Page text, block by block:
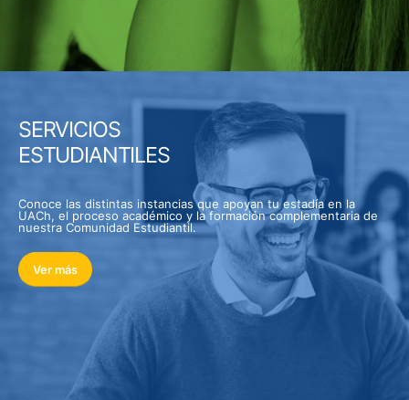
SERVICIOS
ESTUDIANTILES
Conoce las distintas instancias que apoyan tu estadía en la
UACh, el proceso académico y la formación complementaria de
nuestra Comunidad Estudiantil.
Ver más